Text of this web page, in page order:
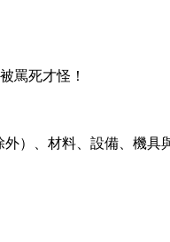
罵死才怪！
）、材料、設備、機具